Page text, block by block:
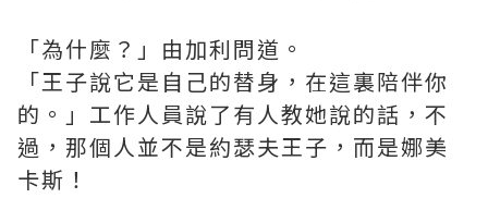
「為什麼？」由加利問道。
「王子說它是自己的替身，在這裏陪伴你
的。」工作人員說了有人教她說的話，不
過，那個人並不是約瑟夫王子，而是娜美
卡斯！